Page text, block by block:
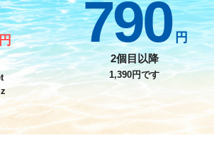
ンタルサーバーを含む最新の機能を使う方
Domain Oneにログイン
が一部未対応（Google等）
ンタルサーバーを含む最新の機能を使う方
Domain Oneアカウント作成
790 円
2個目以降
1,390円です